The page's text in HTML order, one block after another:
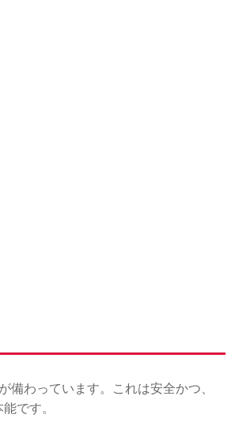
備わっています。これは安全かつ、
です。